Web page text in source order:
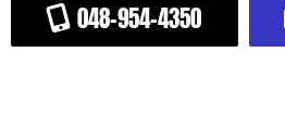
048-954-4350